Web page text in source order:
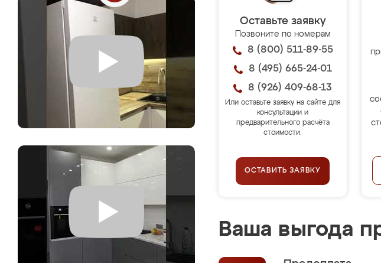
Оставьте заявку
Позвоните по номерам
8 (800) 511-89-55
8 (495) 665-24-01
8 (926) 409-68-13
Или оставьте заявку на сайте для
консультации и
предварительного расчёта
стоимости.
ОСТАВИТЬ ЗАЯВКУ
Ваша выгода